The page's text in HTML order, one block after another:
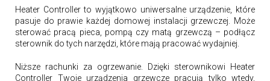
Heater Controller to wyjątkowo uniwersalne urządzenie, które
pasuje do prawie każdej domowej instalacji grzewczej. Może
sterować pracą pieca, pompą czy matą grzewczą – podłącz
sterownik do tych narzędzi, które mają pracować wydajniej.
Niższe rachunki za ogrzewanie. Dzięki sterownikowi Heater
Controller Twoje urządzenia grzewcze pracują tylko wtedy,